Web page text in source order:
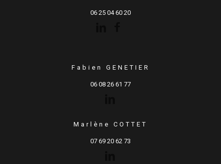
06 25 04 60 20
Fabien GENETIER
06 08 26 61 77
Marlène COTTET
07 69 20 62 73